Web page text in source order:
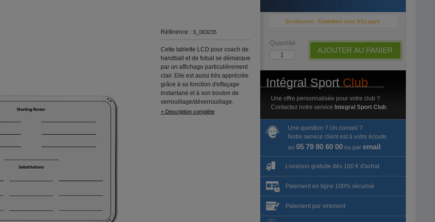
Référence : S_063235
Cette tablette LCD pour coach de
handball et de futsal se démarque
par un affichage particulièrement
clair. Elle est aussi très appréciée
grâce à sa fonction d'effaçage
instantané et à son bouton de
verrouillage/déverrouillage.
+ Description complète
En réassort - Expédition sous 9/11 jours
Quantité :
AJOUTER AU PANIER
Intégral Sport Club
Une offre personnalisée pour votre club ?
Contactez notre service Integral Sport Club.
Une question ? Un conseil ?
Notre service client est à votre écoute.
au 05 79 80 60 00ou par email
Livraison gratuite dès 100 € d'achat.
Paiement en ligne 100% sécurisé
Paiement par virement